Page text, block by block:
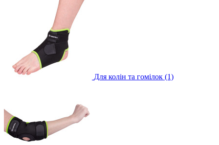
Для колін та гомілок (1)